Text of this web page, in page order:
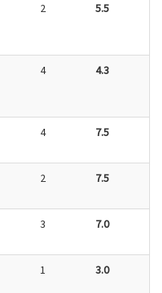
2 5.5
4 4.3
4 7.5
2 7.5
3 7.0
1 3.0